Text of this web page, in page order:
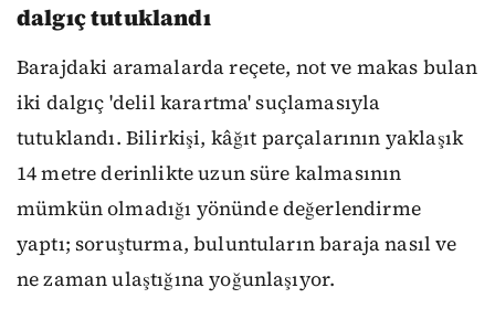
dalgıç tutuklandı
Barajdaki aramalarda reçete, not ve makas bulan
iki dalgıç 'delil karartma' suçlamasıyla
tutuklandı. Bilirkişi, kâğıt parçalarının yaklaşık
14 metre derinlikte uzun süre kalmasının
mümkün olmadığı yönünde değerlendirme
yaptı; soruşturma, buluntuların baraja nasıl ve
ne zaman ulaştığına yoğunlaşıyor.